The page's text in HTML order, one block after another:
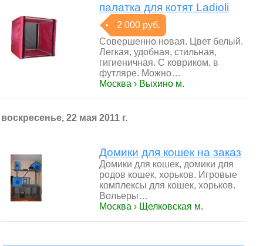
палатка для котят Ladioli
2 000 руб.
Совершенно новая. Цвет белый.
Легкая, удобная, стильная,
гигиеничная. С ковриком, в
футляре. Можно…
Москва › Выхино м.
воскресенье, 22 мая 2011 г.
Домики для кошек на заказ
Домики для кошек, домики для
родов кошек, хорьков. Игровые
комплексы для кошек, хорьков.
Вольеры…
Москва › Щелковская м.